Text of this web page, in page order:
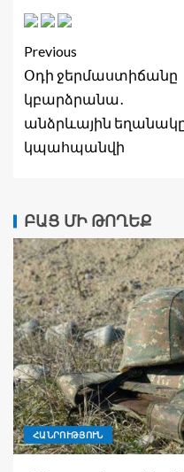
Previous
Օդի ջերմաստիճանը
կբարձրանա․
անձրևային
կպահպանվի
ԲԱՑ ՄԻ ԹՈՂԵՔ
ՀԱՆՐՈՒԹՅՈՒՆ